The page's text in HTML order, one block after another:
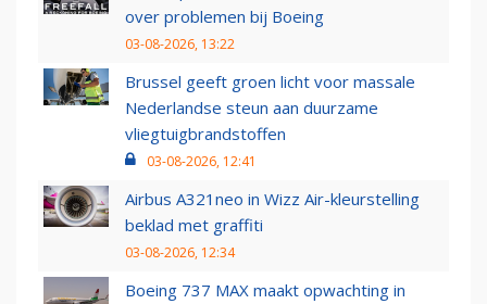
over problemen bij Boeing
03-08-2026, 13:22
Brussel geeft groen licht voor massale
Nederlandse steun aan duurzame
vliegtuigbrandstoffen
03-08-2026, 12:41
Airbus A321neo in Wizz Air-kleurstelling
beklad met graffiti
03-08-2026, 12:34
Boeing 737 MAX maakt opwachting in